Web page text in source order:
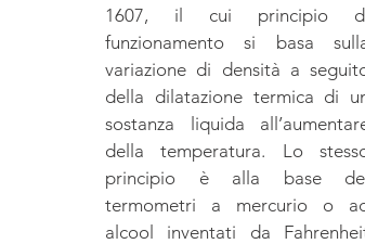
1607, il cui principio
funzionamento si basa
variazione di densità a
della dilatazione termica di
sostanza liquida
della temperatura. Lo
principio è alla base
termometri a mercurio o
alcool inventati da